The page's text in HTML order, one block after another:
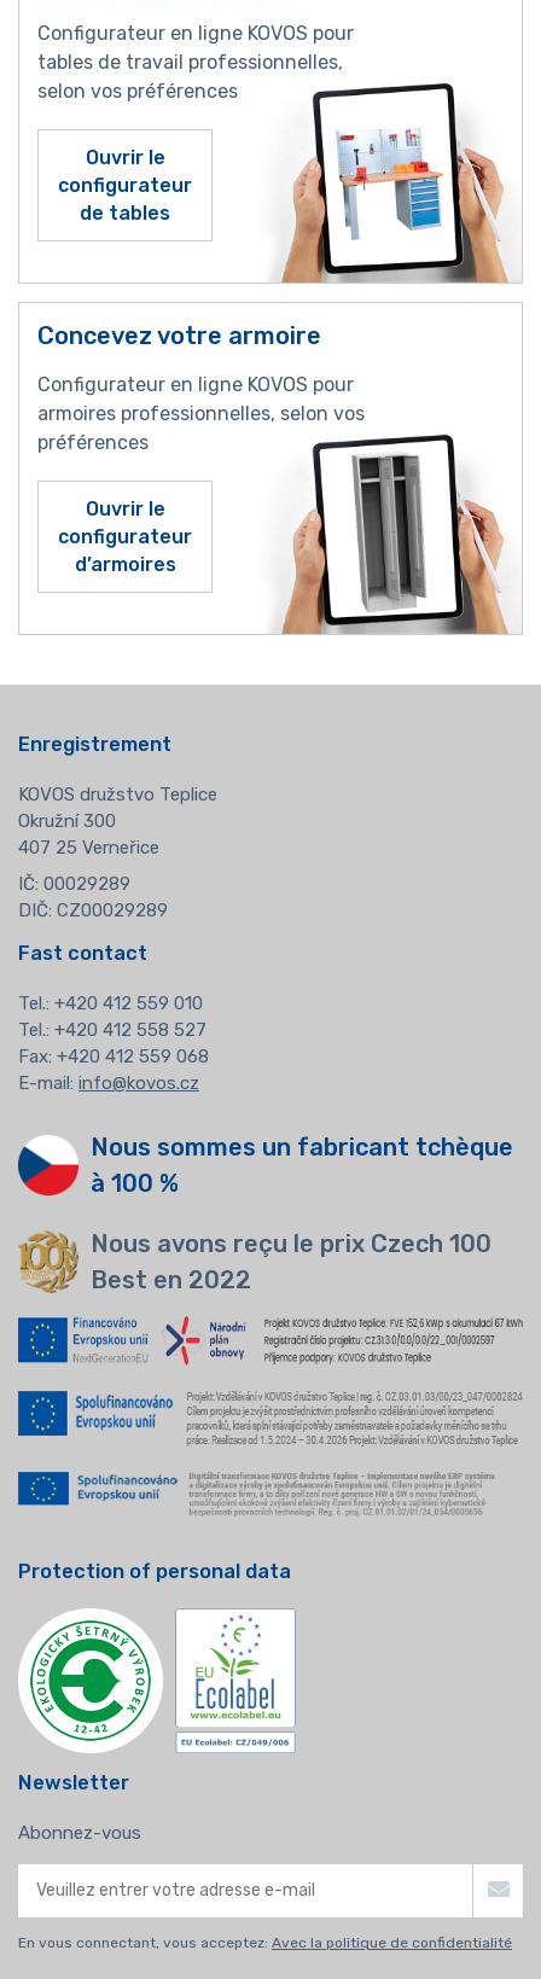
Configurateur en ligne KOVOS pour
tables de travail professionnelles,
selon vos préférences
Ouvrir le
configurateur
de tables
Concevez votre armoire
Configurateur en ligne KOVOS pour
armoires professionnelles, selon vos
préférences
Ouvrir le
configurateur
d’armoires
Enregistrement
KOVOS družstvo Teplice
Okružní 300
407 25 Verneřice
IČ: 00029289
DIČ: CZ00029289
Fast contact
Tel.: +420 412 559 010
Tel.: +420 412 558 527
Fax: +420 412 559 068
E-mail: info@kovos.cz
Nous sommes un fabricant tchèque
à 100 %
Nous avons reçu le prix Czech 100
Best en 2022
Protection of personal data
Newsletter
Abonnez-vous
En vous connectant, vous acceptez: Avec la politique de confidentialité